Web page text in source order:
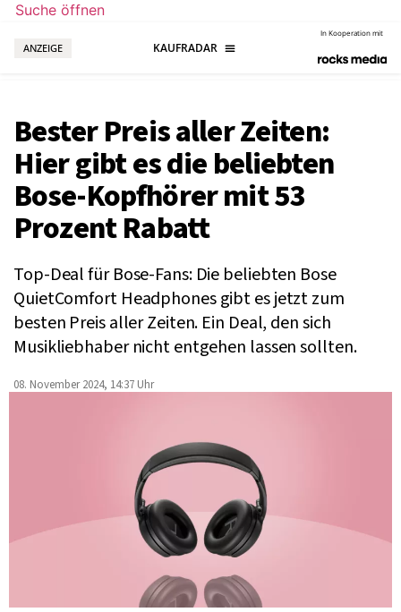
Suche öffnen
ANZEIGE
In Kooperation mit
Bester Preis aller Zeiten:
Hier gibt es die beliebten
Bose-Kopfhörer mit 53
Prozent Rabatt
Top-Deal für Bose-Fans: Die beliebten Bose
QuietComfort Headphones gibt es jetzt zum
besten Preis aller Zeiten. Ein Deal, den sich
Musikliebhaber nicht entgehen lassen sollten.
08. November 2024, 14:37 Uhr